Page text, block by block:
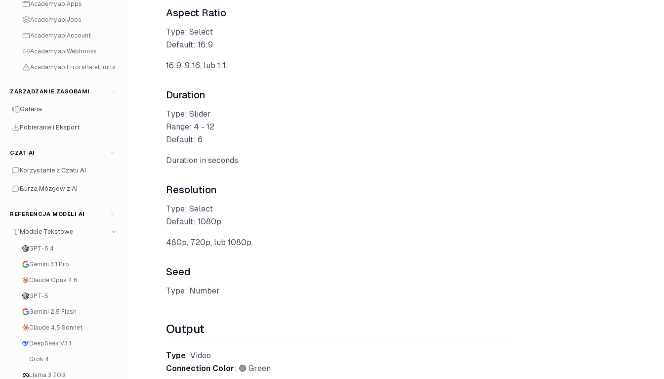
Academy.apiApps
Academy.apiJobs
Academy.apiAccount
Academy.apiWebhooks
Academy.apiErrorsRateLimits
ZARZĄDZANIE ZASOBAMI
Galeria
Pobieranie i Eksport
CZAT AI
Korzystanie z Czatu AI
Burza Mózgów z AI
REFERENCJA MODELI AI
Modele Tekstowe
GPT-5.4
Gemini 3.1 Pro
Claude Opus 4.6
GPT-5
Gemini 2.5 Flash
Claude 4.5 Sonnet
DeepSeek V3.1
Grok 4
Llama 3 70B
Aspect Ratio
Type: Select
Default: 16:9
16:9, 9:16, lub 1:1.
Duration
Type: Slider
Range: 4 - 12
Default: 6
Duration in seconds.
Resolution
Type: Select
Default: 1080p
480p, 720p, lub 1080p.
Seed
Type: Number
Output
Type: Video
Connection Color: 🟢 Green